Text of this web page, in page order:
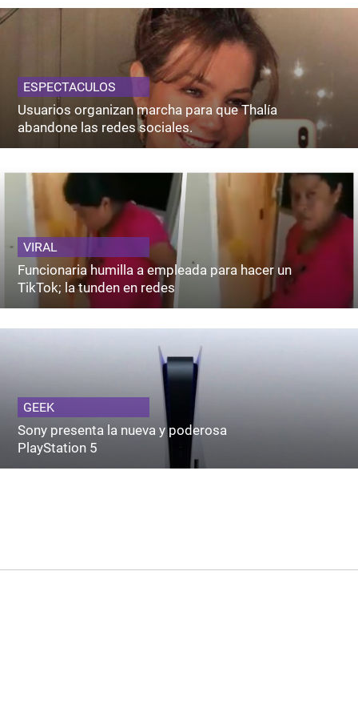
ESPECTACULOS
Usuarios organizan marcha para que Thalía
abandone las redes sociales.
VIRAL
Funcionaria humilla a empleada para hacer un
TikTok; la tunden en redes
GEEK
Sony presenta la nueva y poderosa
PlayStation 5